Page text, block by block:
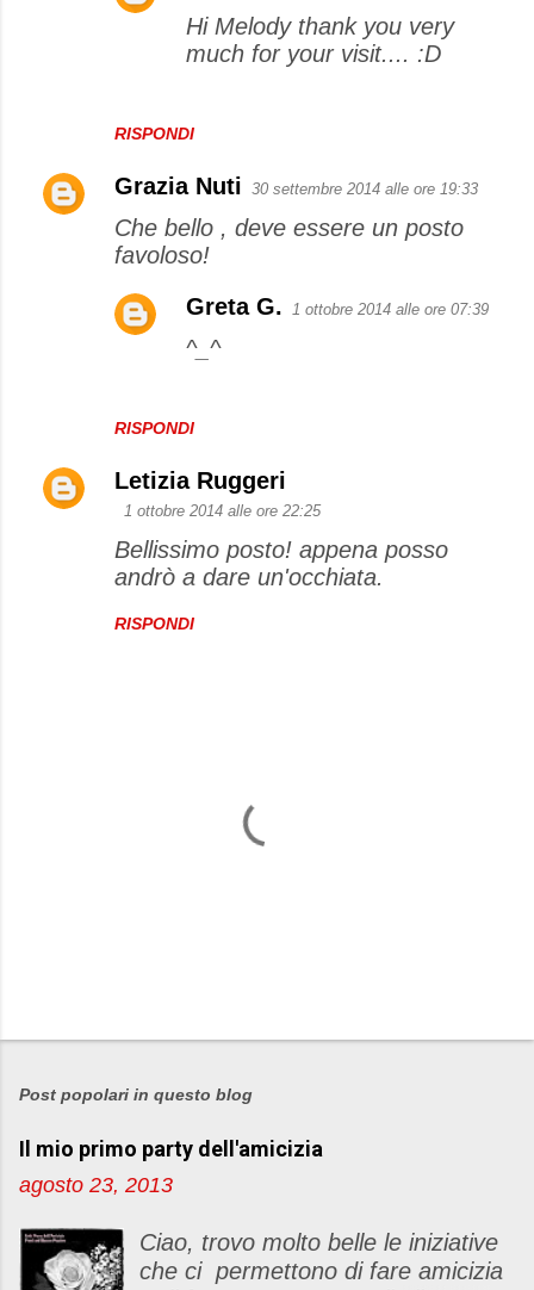
RISPONDI
Hi Melody thank you very
much for your visit.... :D
Grazia Nuti 30 settembre 2014 alle ore 19:33
Che bello , deve essere un posto
favoloso!
RISPONDI
Greta G. 1 ottobre 2014 alle ore 07:39
^_^
Letizia Ruggeri
1 ottobre 2014 alle ore 22:25
Bellissimo posto! appena posso
andrò a dare un'occhiata.
RISPONDI
P
s
a
u
c
o
Post popolari in questo blog
Il mio primo party dell'amicizia
agosto 23, 2013
Ciao, trovo molto belle le iniziative
che ci permettono di fare amicizia